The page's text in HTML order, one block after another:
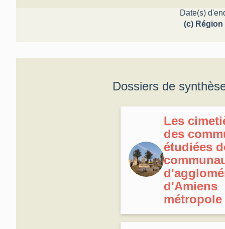
Date(s)
(c) Région
Dossiers de
Les
des
étudiées
d'Amiens
métropole